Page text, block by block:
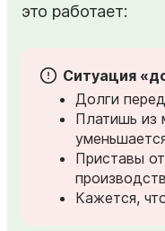
это работает:
Ситуация
Долги
Платишь из
Приставы
Кажется,